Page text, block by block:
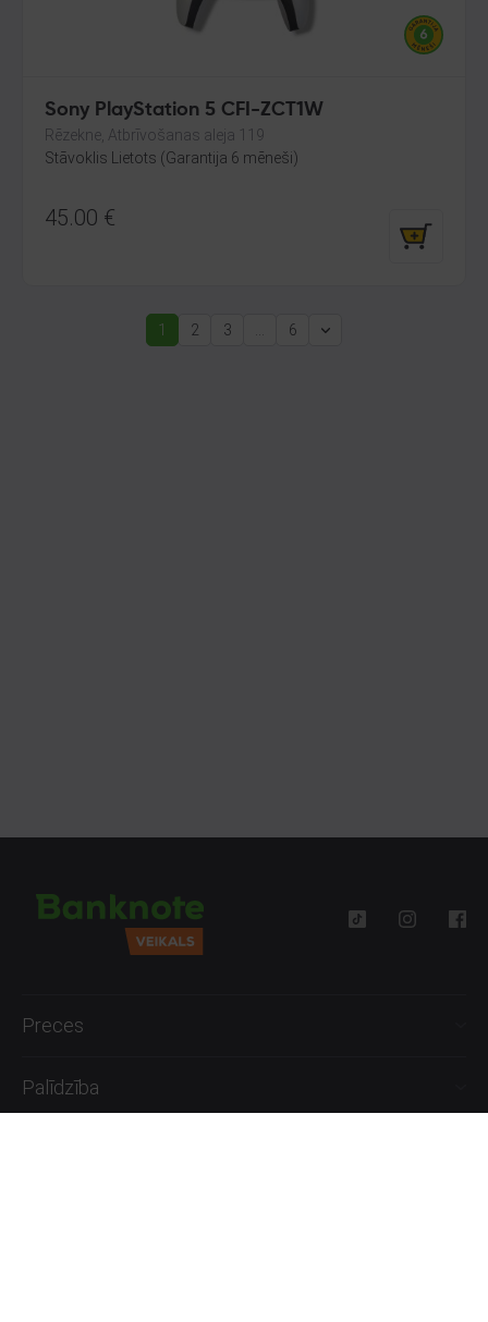
Sony PlayStation 5 CFI-ZCT1W
Rēzekne, Atbrīvošanas aleja 119
Stāvoklis Lietots (Garantija 6 mēneši)
45.00 €
1
(current)
2 3 6
Next
Preces
Palīdzība